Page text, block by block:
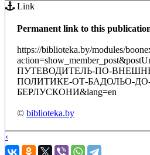
Link
Permanent link to this
https://biblioteka.by/modules/
ПУТЕВОДИТЕЛЬ-ПО-
ПОЛИТИКЕ-ОТ-БАДОЛЬО-
БЕРЛУСКОНИ&lang=en
© biblioteka.by
‹
›